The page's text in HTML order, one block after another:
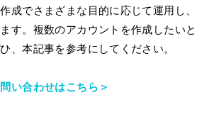
成でさまざまな目的に応じて運用し、
す。複数のアカウントを作成したいと
、本記事を参考にしてください。
い合わせはこちら＞